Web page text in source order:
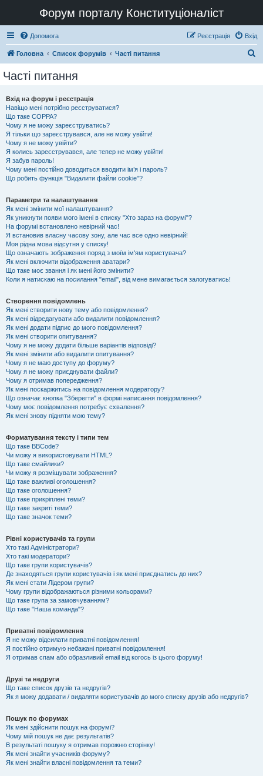
Форум порталу Конституціоналіст
Допомога Вхід
Реєстрація
Головна Список форумів Часті питання
Часті питання
Вхід на форум і реєстрація
Навіщо мені потрібно реєструватися?
Що таке COPPA?
Чому я не можу зареєструватись?
Я тільки що зареєструвався, але не можу увійти!
Чому я не можу увійти?
Я колись зареєструвався, але тепер не можу увійти!
Я забув пароль!
Чому мені постійно доводиться вводити ім’я і пароль?
Що робить функція "Видалити файли cookie"?
Параметри та налаштування
Як мені змінити мої налаштування?
Як уникнути появи мого імені в списку "Хто зараз на форумі"?
На форумі встановлено невірний час!
Я встановив власну часову зону, але час все одно невірний!
Моя рідна мова відсутня у списку!
Що означають зображення поряд з моїм ім'ям користувача?
Як мені включити відображення аватари?
Що таке моє звання і як мені його змінити?
Коли я натискаю на посилання "email", від мене вимагається залогуватись!
Створення повідомлень
Як мені створити нову тему або повідомлення?
Як мені відредагувати або видалити повідомлення?
Як мені додати підпис до мого повідомлення?
Як мені створити опитування?
Чому я не можу додати більше варіантів відповіді?
Як мені змінити або видалити опитування?
Чому я не маю доступу до форуму?
Чому я не можу приєднувати файли?
Чому я отримав попередження?
Як мені поскаржитись на повідомлення модератору?
Що означає кнопка "Зберегти" в формі написання повідомлення?
Чому моє повідомлення потребує схвалення?
Як мені знову підняти мою тему?
Форматування тексту і типи тем
Що таке BBCode?
Чи можу я використовувати HTML?
Що таке смайлики?
Чи можу я розміщувати зображення?
Що таке важливі оголошення?
Що таке оголошення?
Що таке прикріплені теми?
Що таке закриті теми?
Що таке значок теми?
Рівні користувачів та групи
Хто такі Адміністратори?
Хто такі модератори?
Що таке групи користувачів?
Де знаходяться групи користувачів і як мені приєднатись до них?
Як мені стати Лідером групи?
Чому групи відображаються різними кольорами?
Що таке група за замовчуванням?
Що таке "Наша команда"?
Приватні повідомлення
Я не можу відсилати приватні повідомлення!
Я постійно отримую небажані приватні повідомлення!
Я отримав спам або образливий email від когось із цього форуму!
Друзі та недруги
Що таке список друзів та недругів?
Як я можу додавати / видаляти користувачів до мого списку друзів або недругів?
Пошук по форумах
Як мені здійснити пошук на форумі?
Чому мій пошук не дає результатів?
В результаті пошуку я отримав порожню сторінку!
Як мені знайти учасників форуму?
Як мені знайти власні повідомлення та теми?